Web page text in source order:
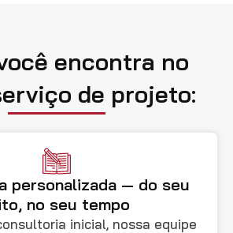
encontra no
de projeto:
personalizada — do seu
no seu tempo
inicial, nossa equipe